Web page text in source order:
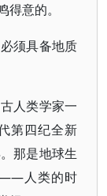
意的。
须具备地质
人类学家一
第四纪全新
那是地球生
——人类的时